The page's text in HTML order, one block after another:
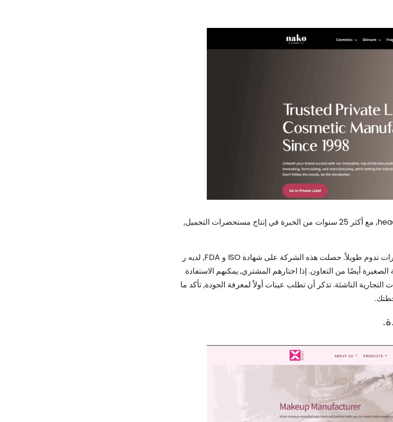
, مع أكثر 25 سنوات من الخبرة في إنتاج مستحضرات التجميل,
, وتتميز بألوان زاهية وتأثيرات تدوم طويلاً. حصلت هذه الشركة على شهادة ISO و FDA, لديه ر
أيضًا من التعاون. إذا اختارهم المشتري, يمكنهم الاستفادة
الناشئة. تذكر أن تطلب عينات أولاً لمعرفة الجودة, تأكد ما